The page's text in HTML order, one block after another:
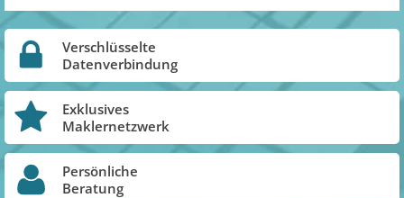
Verschlüsselte
Datenverbindung
Exklusives
Maklernetzwerk
Persönliche
Beratung